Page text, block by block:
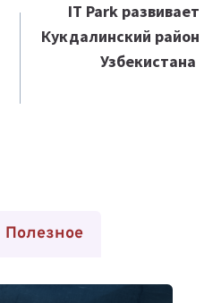
IT Park развивает
Кукдалинский район
Узбекистана
Полезное